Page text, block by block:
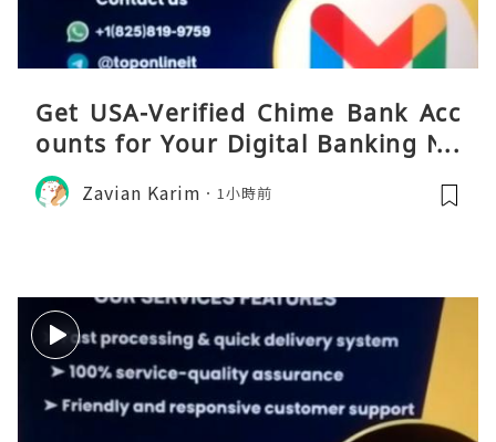
Get USA-Verified Chime Bank Acc
ounts for Your Digital Banking Ne
eds
Zavian Karim 1小時前